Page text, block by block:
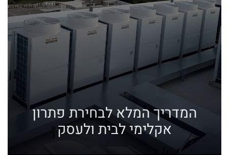
המדריך המלא לבחירת פתרון
אקלימי לבית ולעסק